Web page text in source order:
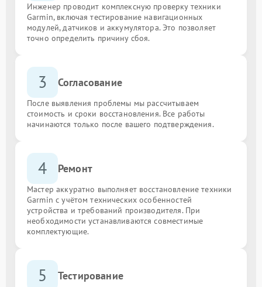
Инженер проводит комплексную проверку техники
Garmin, включая тестирование навигационных
модулей, датчиков и аккумулятора. Это позволяет
точно определить причину сбоя.
3 Согласование
После выявления проблемы мы рассчитываем
стоимость и сроки восстановления. Все работы
начинаются только после вашего подтверждения.
4 Ремонт
Мастер аккуратно выполняет восстановление техники
Garmin с учётом технических особенностей
устройства и требований производителя. При
необходимости устанавливаются совместимые
комплектующие.
5 Тестирование